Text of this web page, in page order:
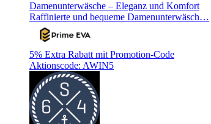
Damenunterwäsche – Eleganz und Komfort
Raffinierte und bequeme Damenunterwäsch…
5% Extra Rabatt mit Promotion-Code
Aktionscode: AWIN5